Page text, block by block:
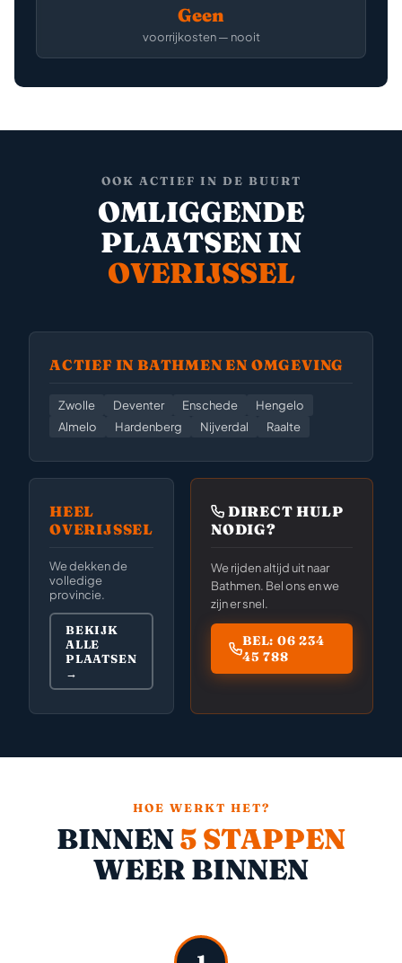
Geen
voorrijkosten — nooit
OOK ACTIEF IN DE BUURT
OMLIGGENDE
PLAATSEN IN
OVERIJSSEL
ACTIEF IN BATHMEN EN OMGEVING
Zwolle Deventer Enschede
Hengelo
Almelo
Hardenberg Nijverdal Raalte
HEEL
OVERIJSSEL
We dekken de
volledige
provincie.
BEKIJK
ALLE
PLAATSEN
→
DIRECT HULP
NODIG?
We rijden altijd uit naar
Bathmen. Bel ons en we
zijn er snel.
BEL: 06 234
45 788
HOE WERKT HET?
BINNEN5 STAPPEN
WEER BINNEN